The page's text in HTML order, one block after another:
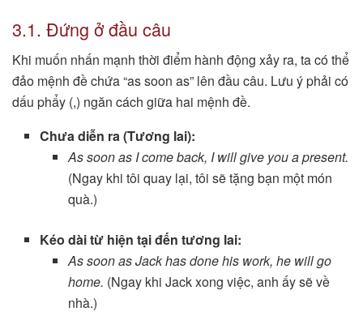
3.1. Đứng ở đầu câu
Khi muốn nhấn mạnh thời điểm hành động xảy ra, ta có thể
đảo mệnh đề chứa “as soon as” lên đầu câu. Lưu ý phải có
dấu phẩy (,) ngăn cách giữa hai mệnh đề.
Chưa diễn ra (Tương lai):
As soon as I come back, I will give you a present.
(Ngay khi tôi quay lại, tôi sẽ tặng bạn một món
quà.)
Kéo dài từ hiện tại đến tương lai:
As soon as Jack has done his work, he will go
home. (Ngay khi Jack xong việc, anh ấy sẽ về
nhà.)